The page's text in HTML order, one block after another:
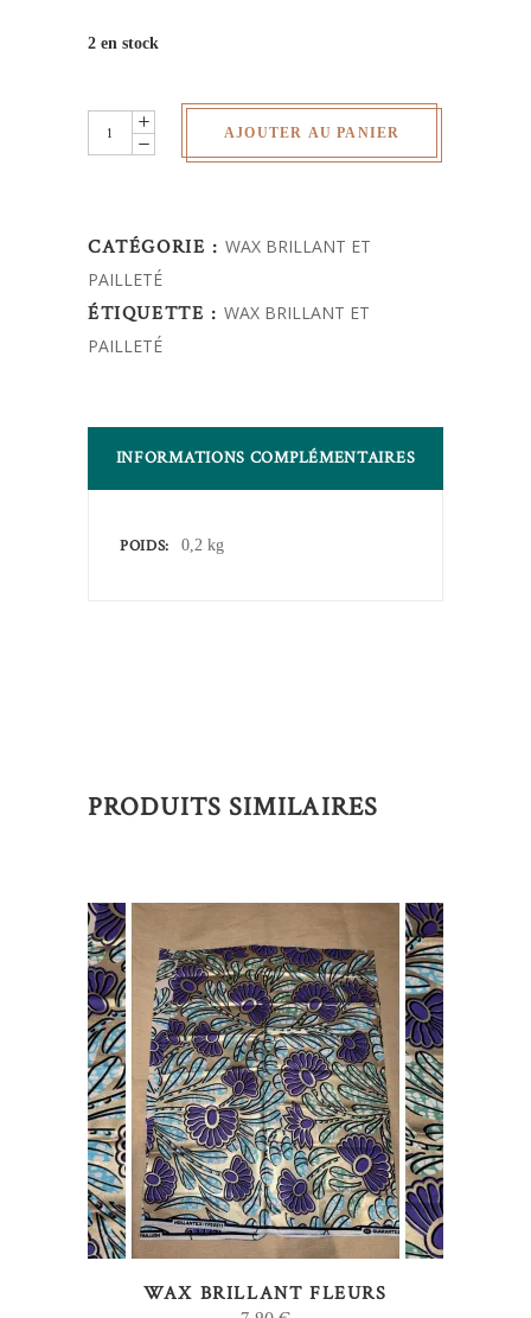
2 en stock
Wax
brillant
yard
quantity
AJOUTER AU PANIER
CATÉGORIE :WAX BRILLANT ET
PAILLETÉ
ÉTIQUETTE :WAX BRILLANT ET
PAILLETÉ
INFORMATIONS COMPLÉMENTAIRES
POIDS 0,2 kg
PRODUITS SIMILAIRES
AJOUTER AU PANIER
WAX BRILLANT FLEURS